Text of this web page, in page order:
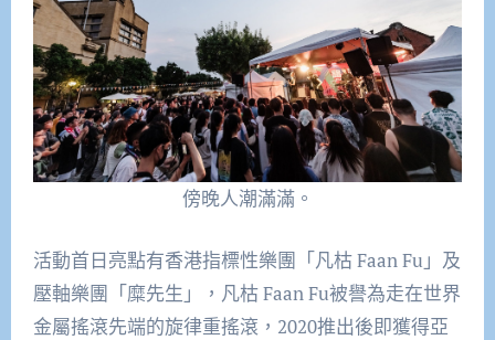
傍晚人潮滿滿。
活動首日亮點有香港指標性樂團「凡枯 Faan Fu」及
壓軸樂團「糜先生」，凡枯 Faan Fu被譽為走在世界
金屬搖滾先端的旋律重搖滾，2020推出後即獲得亞